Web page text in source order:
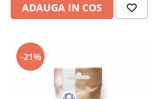
ADAUGA IN COS
-21%